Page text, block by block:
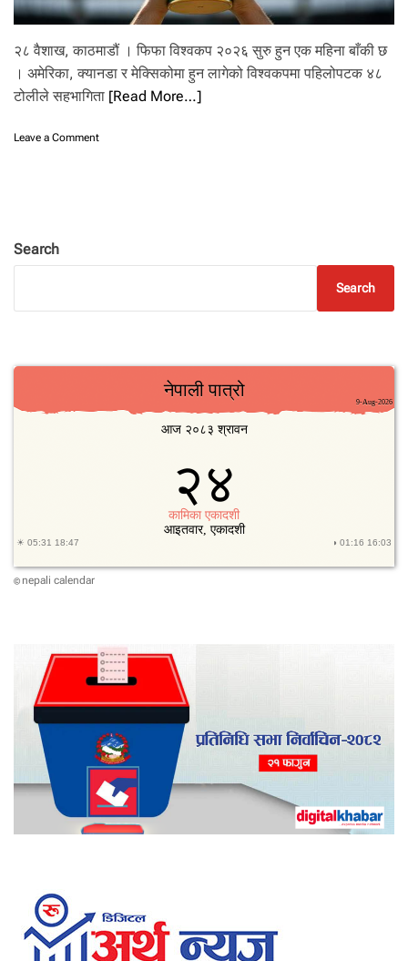
२८ वैशाख, काठमाडौं । फिफा विश्वकप २०२६ सुरु हुन एक महिना बाँकी छ
। अमेरिका, क्यानडा र मेक्सिकोमा हुन लागेको विश्वकपमा पहिलोपटक ४८
टोलीले सहभागिता [Read More…]
Leave a Commento
ट
क
Search
Search
© nepali calendar